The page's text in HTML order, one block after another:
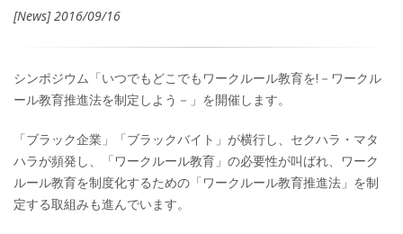
[News] 2016/09/16
シンポジウム「いつでもどこでもワークルール教育を!－ワークル
ール教育推進法を制定しよう－」を開催します。
「ブラック企業」「ブラックバイト」が横行し、セクハラ・マタ
ハラが頻発し、「ワークルール教育」の必要性が叫ばれ、ワーク
ルール教育を制度化するための「ワークルール教育推進法」を制
定する取組みも進んでいます。